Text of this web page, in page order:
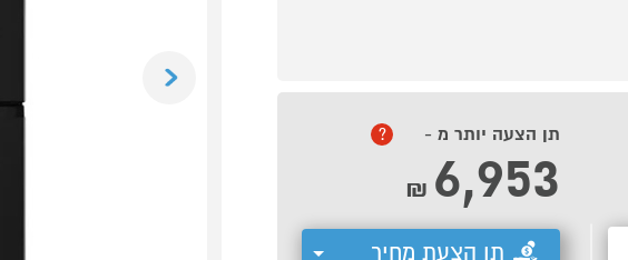
תן הצעה יותר מ - ?
6,953
₪
תן הצעת מחיר